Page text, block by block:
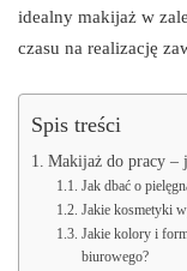
idealny makijaż w
czasu na realizację
Spis treści
Makijaż do pracy –
Jak dbać o
Jakie kosmetyki
Jakie kolory i
biurowego?